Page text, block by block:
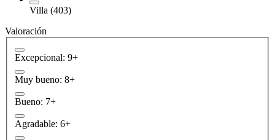
Villa (403)
Valoración
Excepcional: 9+
Muy bueno: 8+
Bueno: 7+
Agradable: 6+